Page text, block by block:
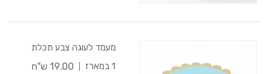
מעמד לעוגה צבע תכלת
1 במארז
19.00 ש"ח